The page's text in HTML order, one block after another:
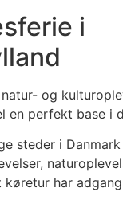
i
og
en perfekt base i
steder i
køretur har